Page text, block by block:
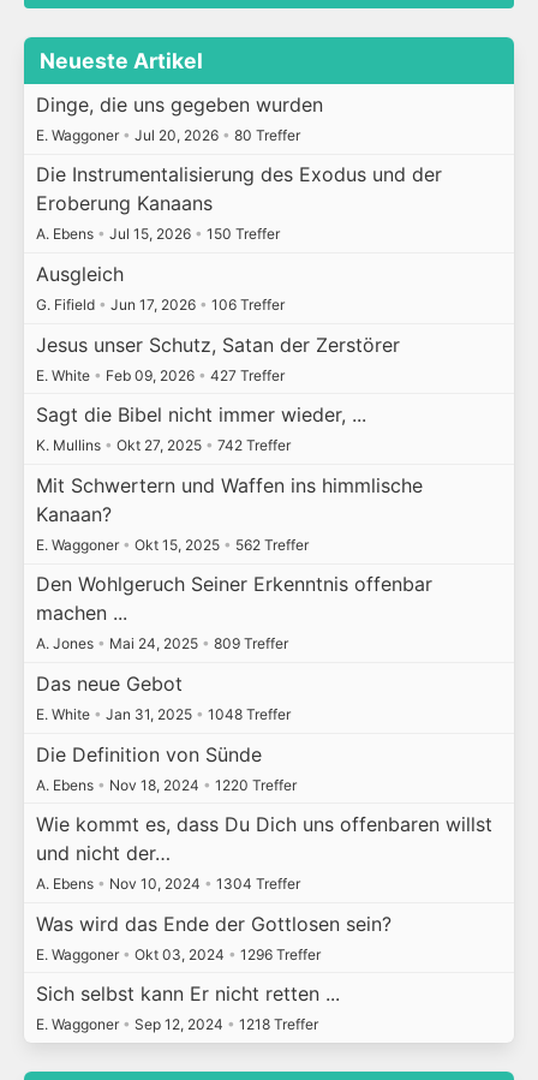
Neueste Artikel
Dinge, die uns gegeben wurden
E. Waggoner • Jul 20, 2026 • 80 Treffer
Die Instrumentalisierung des Exodus und der
Eroberung Kanaans
A. Ebens • Jul 15, 2026 • 150 Treffer
Ausgleich
G. Fifield • Jun 17, 2026 • 106 Treffer
Jesus unser Schutz, Satan der Zerstörer
E. White • Feb 09, 2026 • 427 Treffer
Sagt die Bibel nicht immer wieder, ...
K. Mullins • Okt 27, 2025 • 742 Treffer
Mit Schwertern und Waffen ins himmlische
Kanaan?
E. Waggoner • Okt 15, 2025 • 562 Treffer
Den Wohlgeruch Seiner Erkenntnis offenbar
machen ...
A. Jones • Mai 24, 2025 • 809 Treffer
Das neue Gebot
E. White • Jan 31, 2025 • 1048 Treffer
Die Definition von Sünde
A. Ebens • Nov 18, 2024 • 1220 Treffer
Wie kommt es, dass Du Dich uns offenbaren willst
und nicht der…
A. Ebens • Nov 10, 2024 • 1304 Treffer
Was wird das Ende der Gottlosen sein?
E. Waggoner • Okt 03, 2024 • 1296 Treffer
Sich selbst kann Er nicht retten ...
E. Waggoner • Sep 12, 2024 • 1218 Treffer